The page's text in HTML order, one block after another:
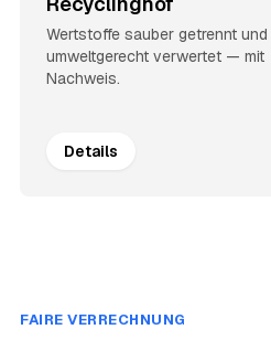
Wertstoffe sauber getrennt und
umweltgerecht verwertet — mit
Nachweis.
Details
FAIRE VERRECHNUNG